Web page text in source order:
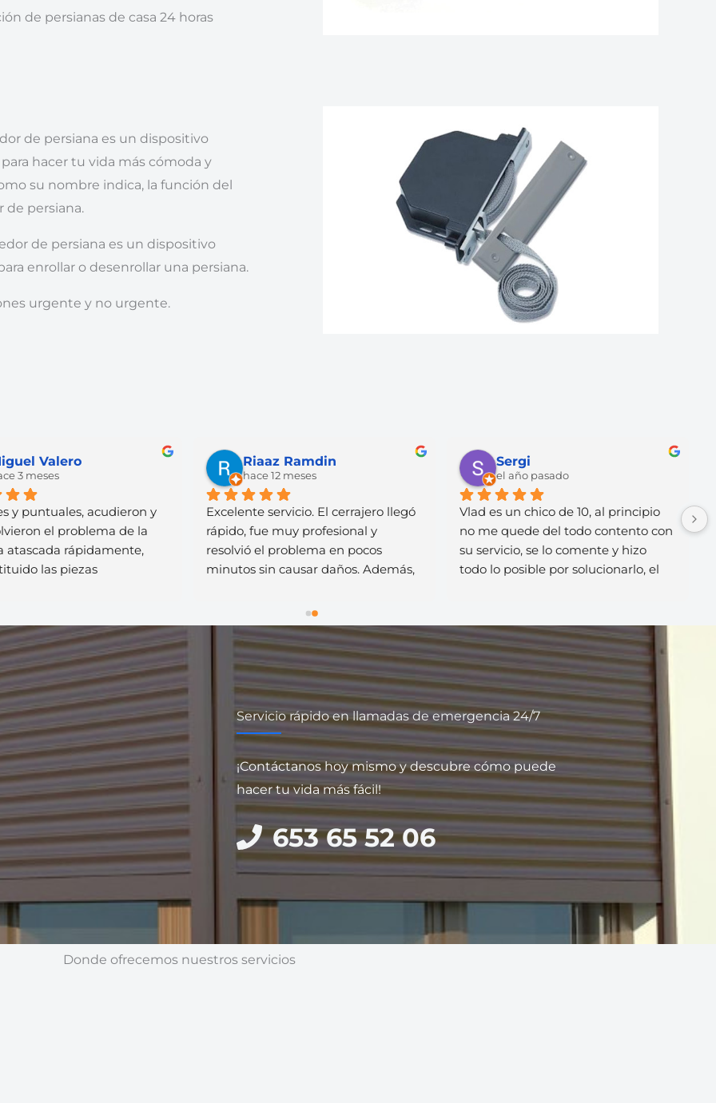
de persianas de casa 24 horas
de persiana es un dispositivo
hacer tu vida más cómoda y
su nombre indica, la función del
de persiana.
de persiana es un dispositivo
enrollar o desenrollar una persiana.
urgente y no urgente.
Miguel Valero
hace 3 meses
y puntuales, acudieron y
el problema de la
atascada rápidamente,
las piezas
y gente agradable.
Riaaz Ramdin
hace 12 meses
Excelente servicio. El cerrajero llegó
rápido, fue muy profesional y
resolvió el problema en pocos
minutos sin causar daños. Además,
y el precio fue justo, sin sorpresas. Se
nota la experiencia y la seriedad en
su trabajo. 100% recomendable,
volvería a llamarlo sin dudarlo.
Sergi
el año pasado
Vlad es un chico de 10, al principio
no me quede del todo contento con
su servicio, se lo comente y hizo
todo lo posible por solucionarlo, el
garantías! cualquier otro hubiera
pasado de mi. Recomendable👌🏼
Servicio rápido en llamadas de emergencia 24/7
¡Contáctanos hoy mismo y descubre cómo puede
hacer tu vida más fácil!
653 65 52 06
Donde ofrecemos nuestros servicios